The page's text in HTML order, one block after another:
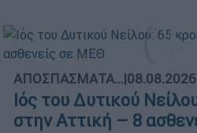
ΑΠΟΣΠΑΣΜΑΤΑ...|
Ιός του Δυτικού
στην Αττική – 8